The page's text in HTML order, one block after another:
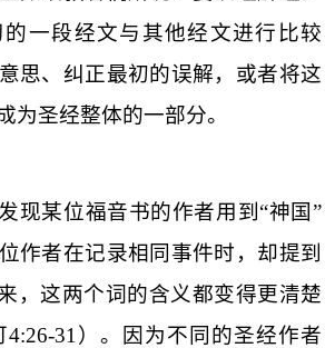
一段经文与其他经文进行比较
思、纠正最初的误解，或者将这
为圣经整体的一部分。
现某位福音书的作者用到“神国”
作者在记录相同事件时，却提到
，这两个词的含义都变得更清楚
4:26-31 ）。因为不同的圣经作者